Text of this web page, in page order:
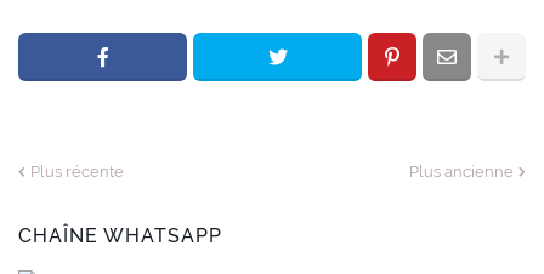
Plus récente Plus ancienne
CHAÎNE WHATSAPP